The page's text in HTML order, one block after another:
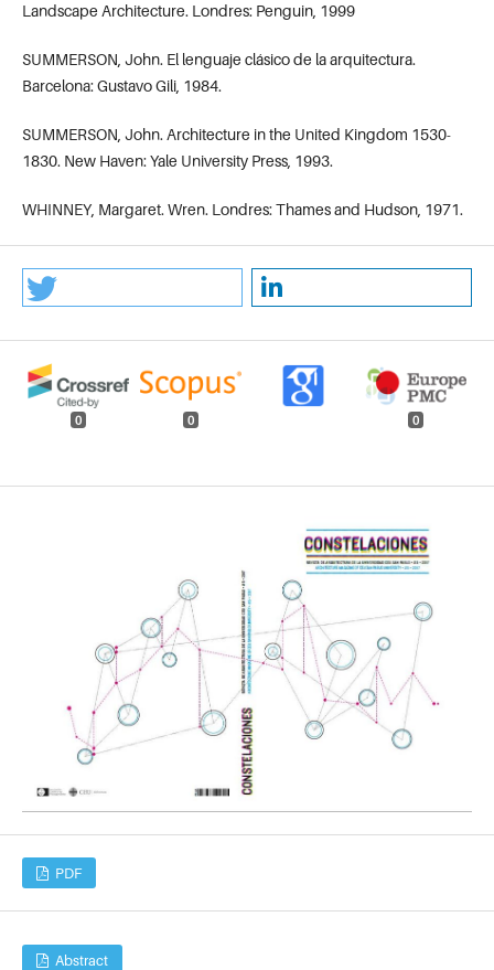
Landscape Architecture. Londres: Penguin, 1999
SUMMERSON, John. El lenguaje clásico de la arquitectura.
Barcelona: Gustavo Gili, 1984.
SUMMERSON, John. Architecture in the United Kingdom 1530-
1830. New Haven: Yale University Press, 1993.
WHINNEY, Margaret. Wren. Londres: Thames and Hudson, 1971.
PDF
Abstract
0 0 0